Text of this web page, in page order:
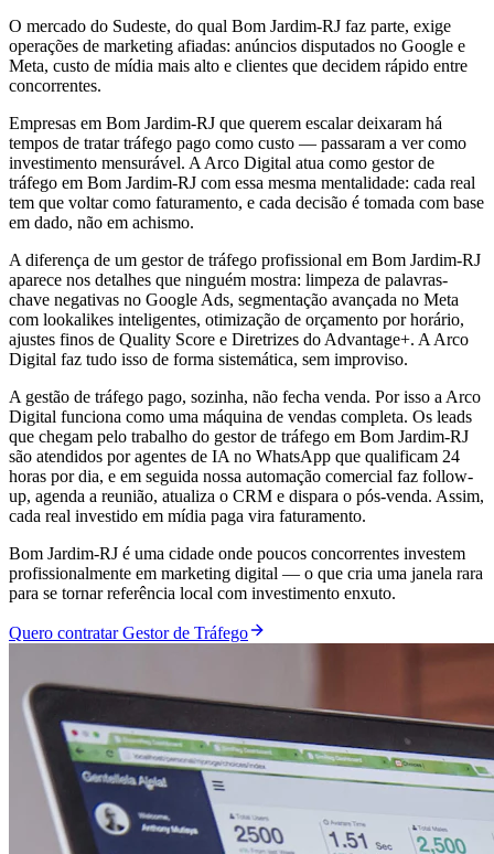
O mercado do Sudeste, do qual Bom Jardim-RJ faz parte, exige
operações de marketing afiadas: anúncios disputados no Google e
Meta, custo de mídia mais alto e clientes que decidem rápido entre
concorrentes.
Empresas em Bom Jardim-RJ que querem escalar deixaram há
tempos de tratar tráfego pago como custo — passaram a ver como
investimento mensurável. A Arco Digital atua como gestor de
tráfego em Bom Jardim-RJ com essa mesma mentalidade: cada real
tem que voltar como faturamento, e cada decisão é tomada com base
em dado, não em achismo.
A diferença de um gestor de tráfego profissional em Bom Jardim-RJ
aparece nos detalhes que ninguém mostra: limpeza de palavras-
chave negativas no Google Ads, segmentação avançada no Meta
com lookalikes inteligentes, otimização de orçamento por horário,
ajustes finos de Quality Score e Diretrizes do Advantage+. A Arco
Digital faz tudo isso de forma sistemática, sem improviso.
A gestão de tráfego pago, sozinha, não fecha venda. Por isso a Arco
Digital funciona como uma máquina de vendas completa. Os leads
que chegam pelo trabalho do gestor de tráfego em Bom Jardim-RJ
são atendidos por agentes de IA no WhatsApp que qualificam 24
horas por dia, e em seguida nossa automação comercial faz follow-
up, agenda a reunião, atualiza o CRM e dispara o pós-venda. Assim,
cada real investido em mídia paga vira faturamento.
Bom Jardim-RJ é uma cidade onde poucos concorrentes investem
profissionalmente em marketing digital — o que cria uma janela rara
para se tornar referência local com investimento enxuto.
Quero contratar Gestor de Tráfego